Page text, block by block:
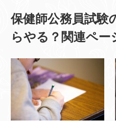
保健師公務員試験
らやる？関連ペー